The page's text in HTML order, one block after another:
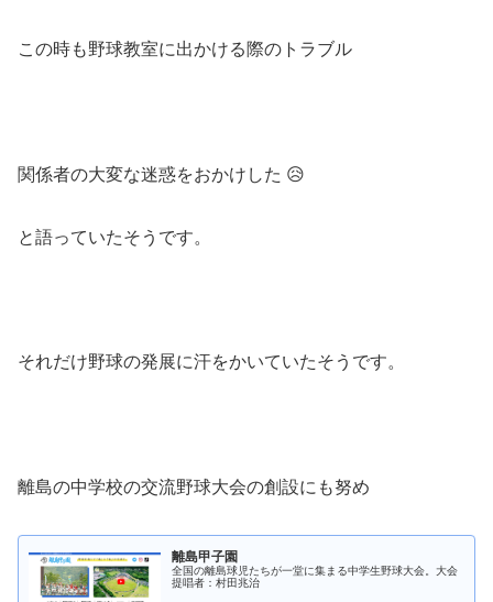
この時も野球教室に出かける際のトラブル
関係者の大変な迷惑をおかけした 😥
と語っていたそうです。
それだけ野球の発展に汗をかいていたそうです。
離島の中学校の交流野球大会の創設にも努め
離島甲子園
全国の離島球児たちが一堂に集まる中学生野球大会。大会
提唱者：村田兆治